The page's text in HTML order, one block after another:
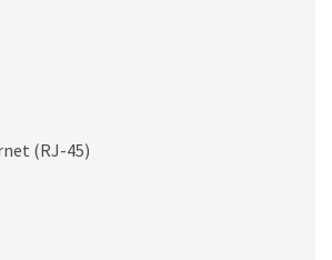
(RJ-45)